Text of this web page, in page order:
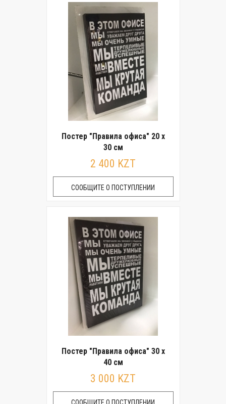
Постер "Правила офиса" 20 x
30 см
2 400 KZT
СООБЩИТЕ О ПОСТУПЛЕНИИ
Постер "Правила офиса" 30 x
40 см
3 000 KZT